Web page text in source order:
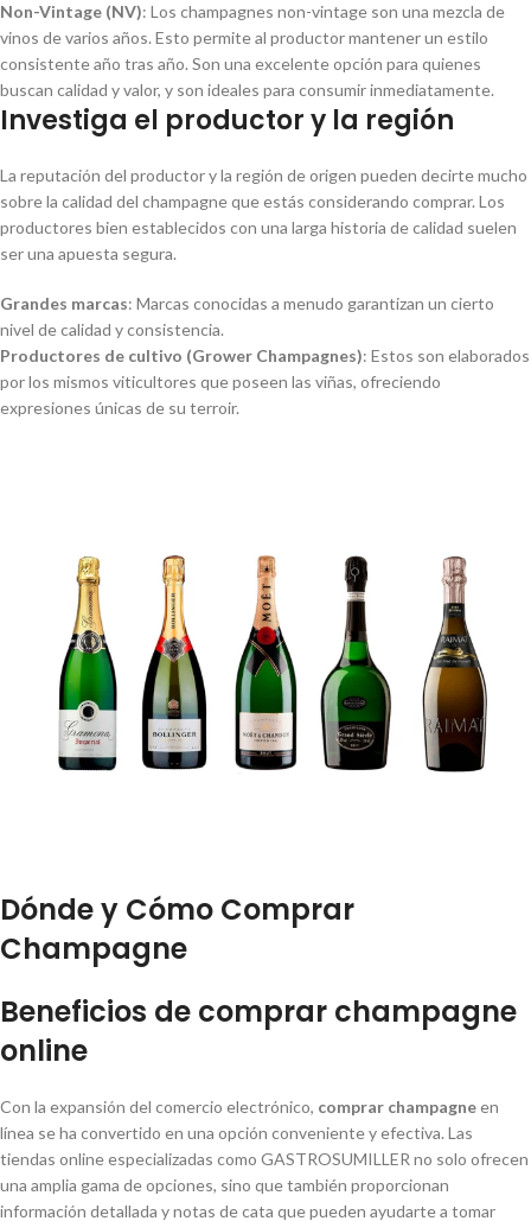
Non-Vintage (NV): Los champagnes non-vintage son una mezcla de
vinos de varios años. Esto permite al productor mantener un estilo
consistente año tras año. Son una excelente opción para quienes
buscan calidad y valor, y son ideales para consumir inmediatamente.
Investiga el productor y la región
La reputación del productor y la región de origen pueden decirte mucho
sobre la calidad del champagne que estás considerando comprar. Los
productores bien establecidos con una larga historia de calidad suelen
ser una apuesta segura.
Grandes marcas: Marcas conocidas a menudo garantizan un cierto
nivel de calidad y consistencia.
Productores de cultivo (Grower Champagnes): Estos son elaborados
por los mismos viticultores que poseen las viñas, ofreciendo
expresiones únicas de su terroir.
Dónde y Cómo Comprar
Champagne
Beneficios de comprar champagne
online
Con la expansión del comercio electrónico, comprar champagneen
línea se ha convertido en una opción conveniente y efectiva. Las
tiendas online especializadas como GASTROSUMILLER no solo ofrecen
una amplia gama de opciones, sino que también proporcionan
información detallada y notas de cata que pueden ayudarte a tomar